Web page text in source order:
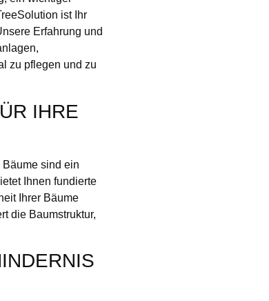
ist Ihr
Erfahrung und
zu pflegen und zu
IHRE
sind ein
Ihnen fundierte
Ihrer Bäume
die Baumstruktur,